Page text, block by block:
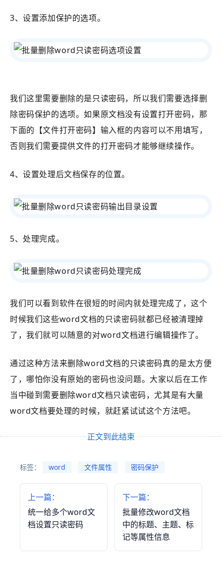
3、设置添加保护的选项。
我们这里需要删除的是只读密码，所以我们需要选择删
除密码保护的选项。如果原文档没有设置打开密码，那
下面的【文件打开密码】输入框的内容可以不用填写，
否则我们需要提供文件的打开密码才能够继续操作。
4、设置处理后文档保存的位置。
5、处理完成。
我们可以看到软件在很短的时间内就处理完成了，这个
时候我们这些word文档的只读密码就都已经被清理掉
了，我们就可以随意的对word文档进行编辑操作了。
通过这种方法来删除word文档的只读密码真的是太方便
了，哪怕你没有原始的密码也没问题。大家以后在工作
当中碰到需要删除word文档只读密码，尤其是有大量
word文档要处理的时候，就赶紧试试这个方法吧。
正文到此结束
标签： word 文件属性 密码保护
上一篇：
统一给多个word文
档设置只读密码
下一篇：
批量修改word文档
中的标题、主题、标
记等属性信息